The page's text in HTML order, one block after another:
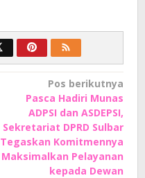
Pos berikutnya
Pasca Hadiri Munas
ADPSI dan ASDEPSI,
Sekretariat DPRD Sulbar
Tegaskan Komitmennya
Maksimalkan Pelayanan
kepada Dewan